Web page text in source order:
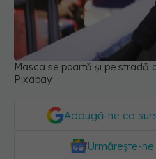
Masca se poartă și pe stradă
Pixabay
Adaugă-ne ca
Urmărește-